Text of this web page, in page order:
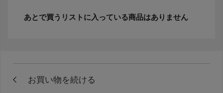
あとで買うリストに入っている商品はありません